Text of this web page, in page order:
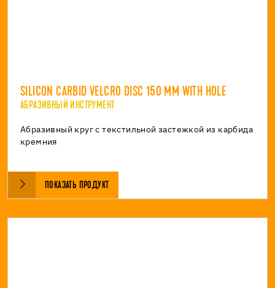
SILICON CARBID VELCRO DISC 150 MM WITH HOLE
АБРАЗИВНЫЙ ИНСТРУМЕНТ
Абразивный круг с текстильной застежкой из карбида
кремния
ПОКАЗАТЬ ПРОДУКТ